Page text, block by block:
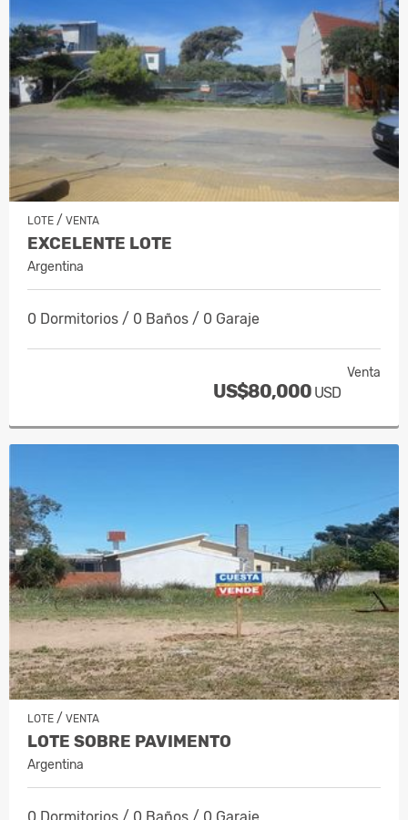
LOTE / VENTA
EXCELENTE LOTE
Argentina
0 Dormitorios / 0 Baños / 0 Garaje
Venta
US$80,000 USD
LOTE / VENTA
LOTE SOBRE PAVIMENTO
Argentina